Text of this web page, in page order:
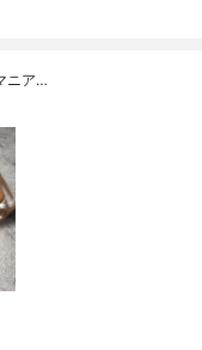
ニア…